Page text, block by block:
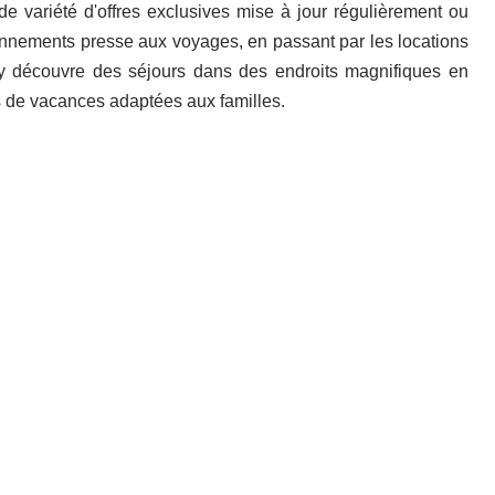
variété d'offres exclusives mise à jour régulièrement ou
presse aux voyages, en passant par les locations
des séjours dans des endroits magnifiques en
vacances adaptées aux familles.